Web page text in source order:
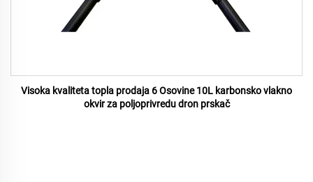
Visoka kvaliteta topla prodaja 6 Osovine 10L karbonsko vlakno
okvir za poljoprivredu dron prskač